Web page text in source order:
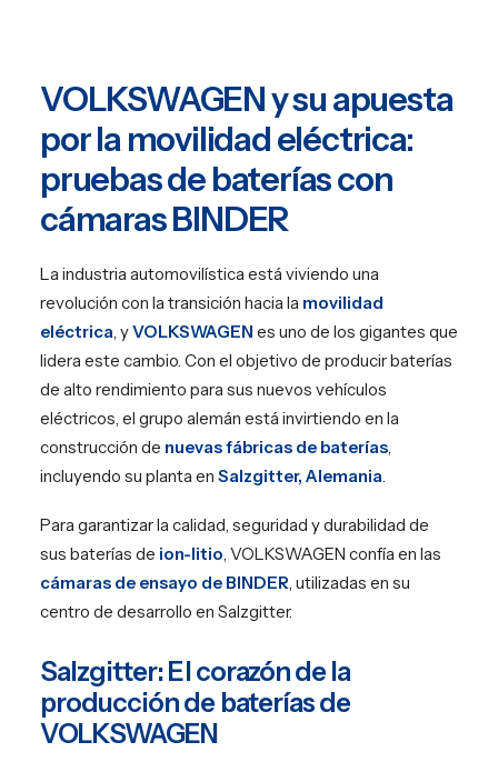
PT
VOLKSWAGEN y su apuesta
por la movilidad eléctrica:
pruebas de baterías con
cámaras BINDER
La industria automovilística está viviendo una
revolución con la transición hacia la movilidad
eléctrica, yVOLKSWAGEN es uno de los gigantes que
lidera este cambio. Con el objetivo de producir baterías
de alto rendimiento para sus nuevos vehículos
eléctricos, el grupo alemán está invirtiendo en la
construcción de nuevas fábricas de baterías,
incluyendo su planta en Salzgitter, Alemania.
Para garantizar la calidad, seguridad y durabilidad de
sus baterías de ion-litio, VOLKSWAGEN confía en las
cámaras de ensayo de BINDER, utilizadas en su
centro de desarrollo en Salzgitter.
Salzgitter: El corazón de la
producción de baterías de
VOLKSWAGEN